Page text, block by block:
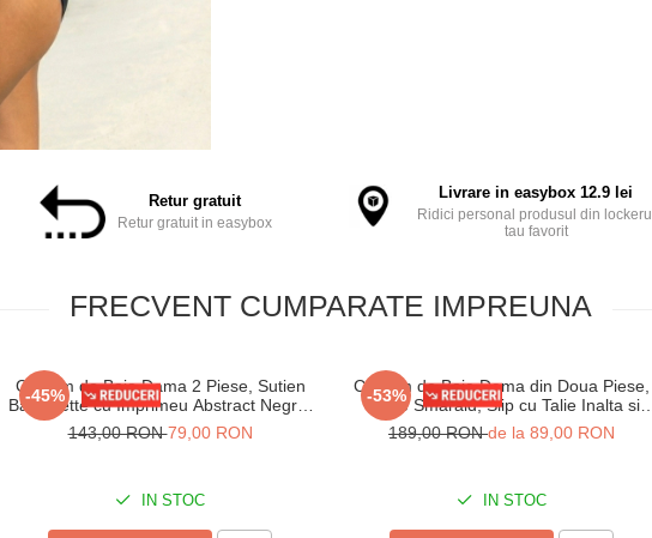
Retur gratuit
Retur gratuit in easybox
Livrare in easybox 12.9 lei
Ridici personal produsul din lockerul
tau favorit
FRECVENT CUMPARATE IMPREUNA
-45%
Costum de Baie Dama 2 Piese, Sutien
Balconette cu Imprimeu Abstract Negru-
Embody
143,00 RON79,00 RON
IN STOC
-53%
Costum de Baie Dama din Doua Piese,
Verde Smarald, Slip cu Talie Inalta si
Sutien cu Detalii Stralucitoare lm048
189,00 RONde la 89,00 RON
IN STOC